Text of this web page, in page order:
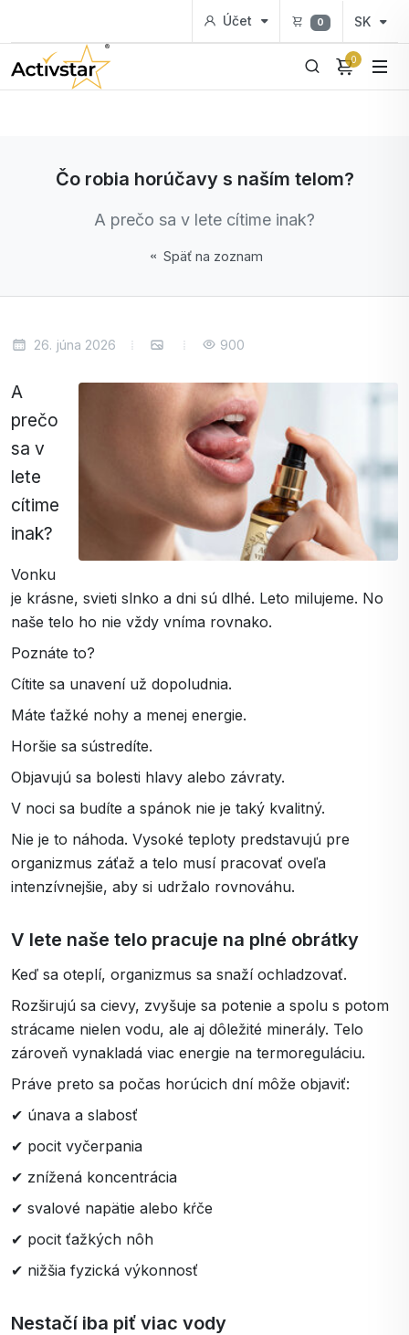
Účet 0 SK
0
Čo robia horúčavy s naším telom?
A prečo sa v lete cítime inak?
Späť na zoznam
26. júna 2026 900
A
prečo
sa v
lete
cítime
inak?
Vonku
je krásne, svieti slnko a dni sú dlhé. Leto milujeme. No
naše telo ho nie vždy vníma rovnako.
Poznáte to?
Cítite sa unavení už dopoludnia.
Máte ťažké nohy a menej energie.
Horšie sa sústredíte.
Objavujú sa bolesti hlavy alebo závraty.
V noci sa budíte a spánok nie je taký kvalitný.
Nie je to náhoda. Vysoké teploty predstavujú pre
organizmus záťaž a telo musí pracovať oveľa
intenzívnejšie, aby si udržalo rovnováhu.
V lete naše telo pracuje na plné obrátky
Keď sa oteplí, organizmus sa snaží ochladzovať.
Rozširujú sa cievy, zvyšuje sa potenie a spolu s potom
strácame nielen vodu, ale aj dôležité minerály. Telo
zároveň vynakladá viac energie na termoreguláciu.
Práve preto sa počas horúcich dní môže objaviť:
✔ únava a slabosť
✔ pocit vyčerpania
✔ znížená koncentrácia
✔ svalové napätie alebo kŕče
✔ pocit ťažkých nôh
✔ nižšia fyzická výkonnosť
Nestačí iba piť viac vody